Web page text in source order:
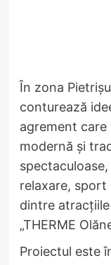
În zona
conturează
agrement care
modernă și
relaxare, sport
dintre
„THERME
Proiectul este